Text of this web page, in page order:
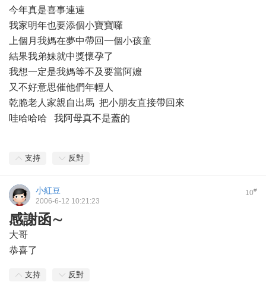
今年真是喜事連連
我家明年也要添個小寶寶囉
上個月我媽在夢中帶回一個小孩童
結果我弟妹就中獎懷孕了
我想一定是我媽等不及要當阿嬤
又不好意思催他們年輕人
乾脆老人家親自出馬 把小朋友直接帶回來
哇哈哈哈 我阿母真不是蓋的
支持 反對
10#
小紅豆
2006-6-12 10:21:23
感謝函∼
大哥
恭喜了
支持 反對